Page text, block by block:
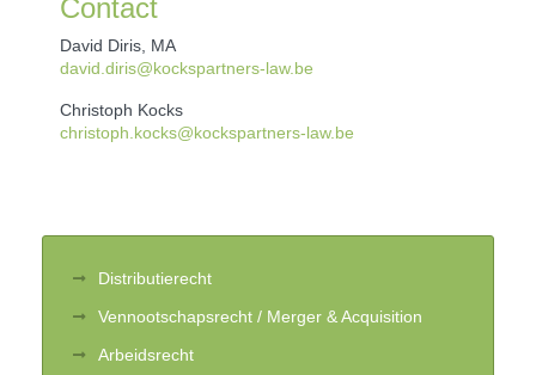
Contact
David Diris, MA
david.diris@kockspartners-law.be
Christoph Kocks
christoph.kocks@kockspartners-law.be
Distributierecht
Vennootschapsrecht / Merger & Acquisition
Arbeidsrecht